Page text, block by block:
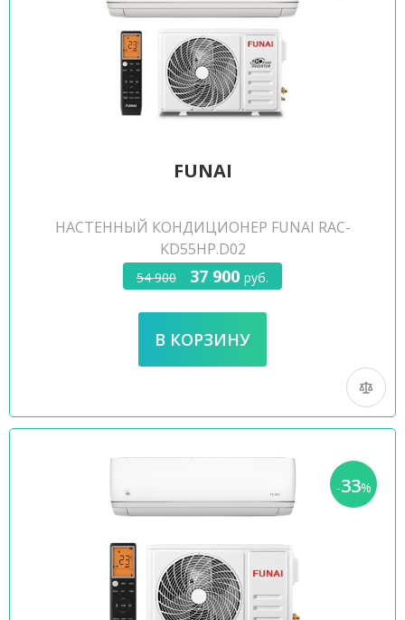
FUNAI
НАСТЕННЫЙ КОНДИЦИОНЕР FUNAI RAC-
KD55HP.D02
54 900 37 900 руб.
-33%